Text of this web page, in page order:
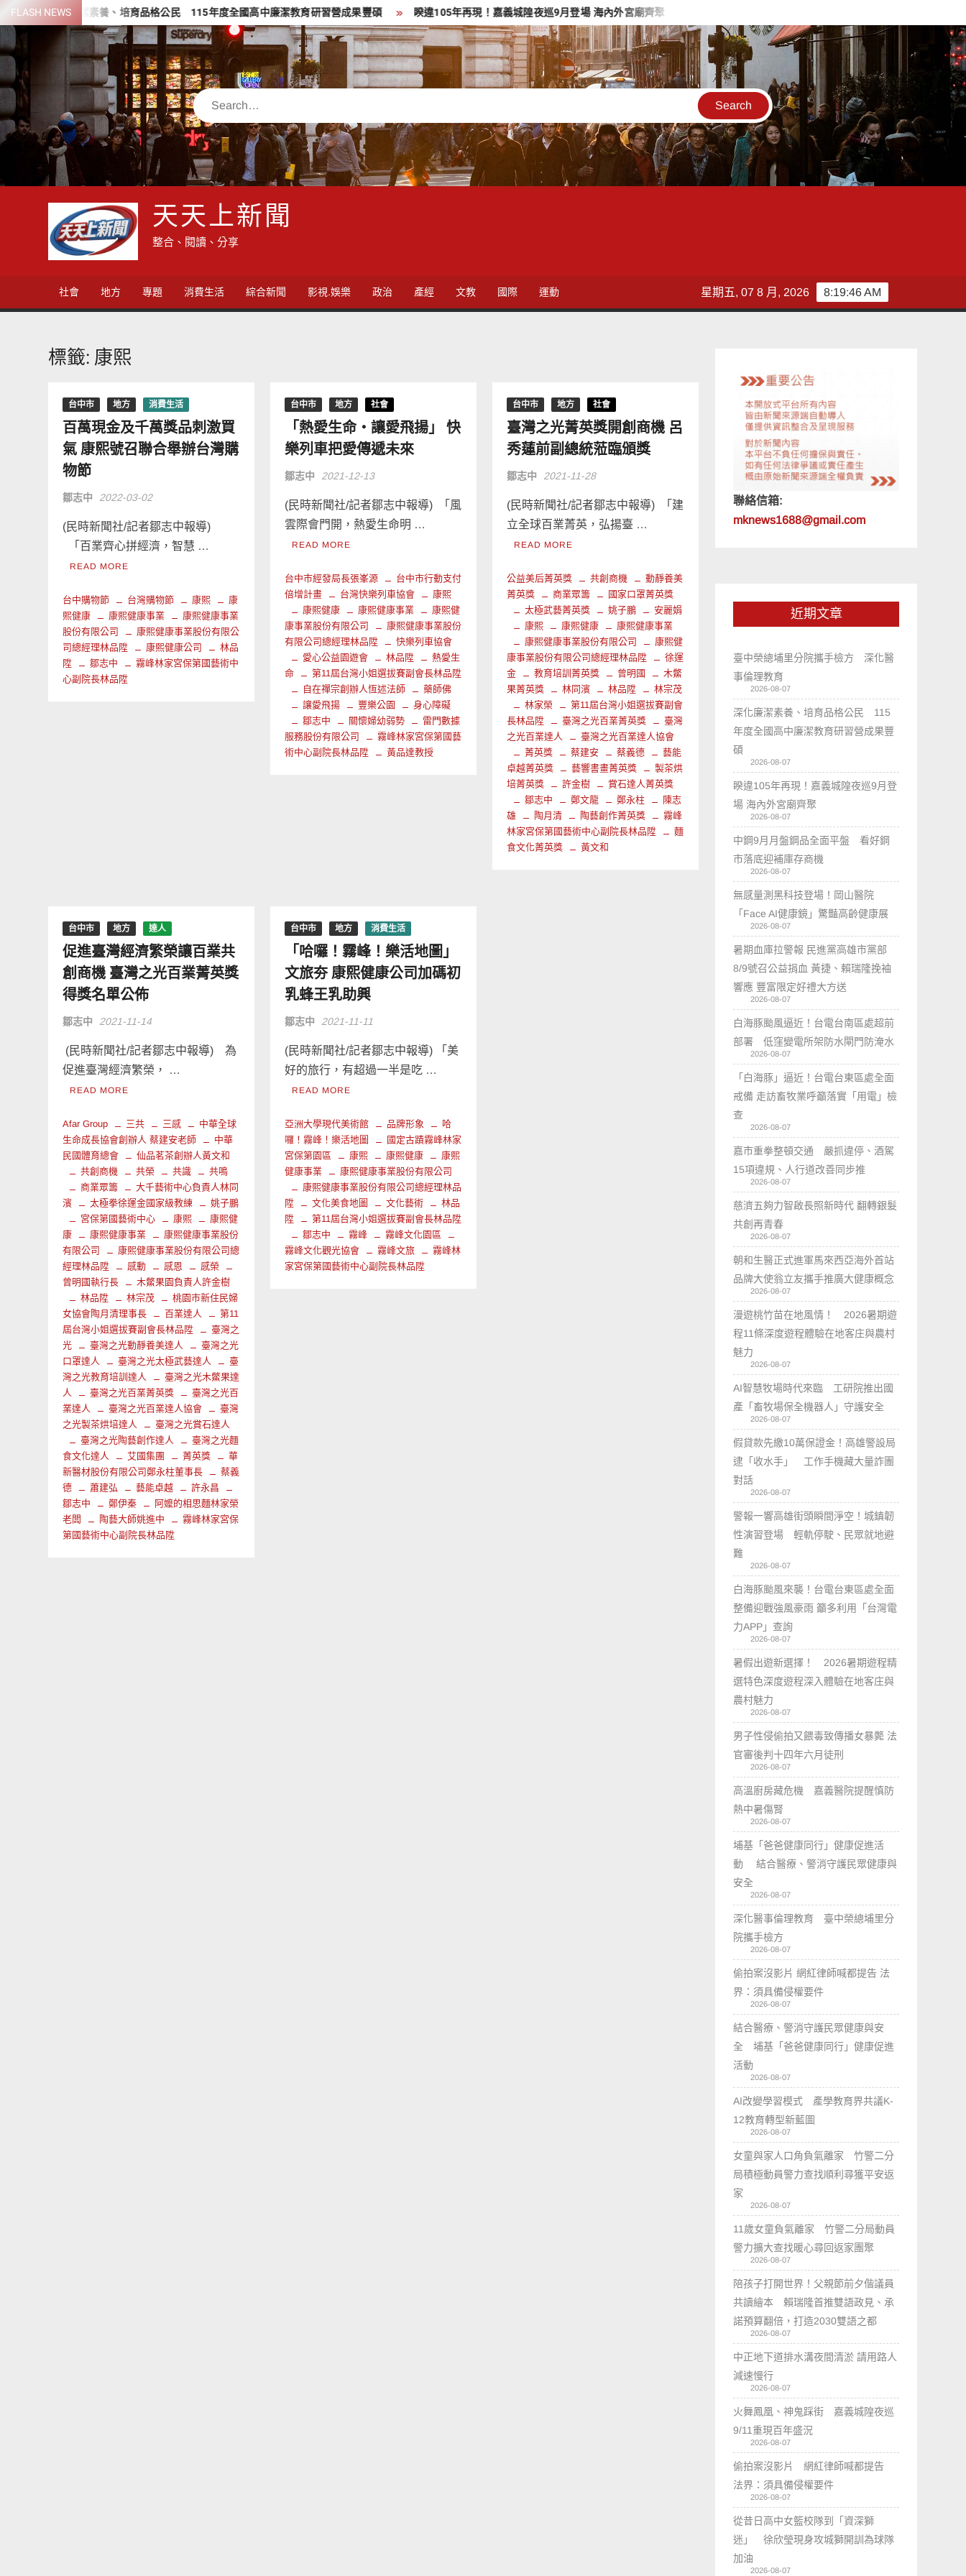
Skip
to
content
FLASH NEWS
深化廉潔素養、培育品格公民 115年度全國高中廉潔教育研習營成果豐碩 睽違105年再現！嘉義城隍夜巡9月登場 海內外宮廟齊聚 中鋼9月月盤鋼品全面平盤 看好鋼市落底迎補庫存商機
Search
天天上新聞
整合、閱讀、分享
社會 地方 專題 消費生活 綜合新聞 影視.娛樂 政治 產經 文教 國際 運動 8:19:47 AM
星期五, 07 8 月, 2026
標籤: 康熙
台中市 地方 消費生活
百萬現金及千萬獎品刺激買
氣 康熙號召聯合舉辦台灣購
物節
鄒志中 2022-03-02
(民時新聞社/記者鄒志中報導)
「百業齊心拼經濟，智慧 …
READ MORE
台中購物節 台灣購物節 康熙
康
熙健康
康熙健康事業
康熙健康事業
股份有限公司
康熙健康事業股份有限公
司總經理林品陞
康熙健康公司
林品
陞
鄒志中
霧峰林家宮保第國藝術中
心副院長林品陞
台中市 地方 社會
「熱愛生命‧讓愛飛揚」 快
樂列車把愛傳遞未來
鄒志中 2021-12-13
(民時新聞社/記者鄒志中報導) 「風
雲際會門開，熱愛生命明 …
READ MORE
台中市經發局長張峯源
台中市行動支付
倍增計畫
台灣快樂列車協會
康熙
康熙健康
康熙健康事業
康熙健
康事業股份有限公司
康熙健康事業股份
有限公司總經理林品陞
快樂列車協會
愛心公益園遊會
林品陞
熱愛生
命
第11屆台灣小姐選拔賽副會長林品陞
自在禪宗創辦人恆述法師
藥師佛
讓愛飛揚
豐樂公園
身心障礙
鄒志中
關懷婦幼弱勢
雷門數據
服務股份有限公司
霧峰林家宮保第國藝
術中心副院長林品陞
黃品達教授
台中市 地方 社會
臺灣之光菁英獎開創商機 呂
秀蓮前副總統蒞臨頒獎
鄒志中 2021-11-28
(民時新聞社/記者鄒志中報導) 「建
立全球百業菁英，弘揚臺 …
READ MORE
公益美后菁英獎 共創商機
動靜養美
菁英獎
商業眾籌
國家口罩菁英獎
太極武藝菁英獎
姚子鵬
安麗娟
康熙
康熙健康
康熙健康事業
康熙健康事業股份有限公司
康熙健
康事業股份有限公司總經理林品陞
徐運
金
教育培訓菁英獎 曾明國
木鱉
果菁英獎
林同濱 林品陞
林宗茂
林家榮
第11屆台灣小姐選拔賽副會
長林品陞
臺灣之光百業菁英獎
臺灣
之光百業達人
臺灣之光百業達人協會
菁英獎
蔡建安 蔡義德
藝能
卓越菁英獎
藝響書畫菁英獎
製茶烘
培菁英獎
許金樹
賞石達人菁英獎
鄒志中
鄭文龍 鄭永柱
陳志
雄
陶月清 陶藝創作菁英獎
霧峰
林家宮保第國藝術中心副院長林品陞
麵
食文化菁英獎
黃文和
台中市 地方 達人
促進臺灣經濟繁榮讓百業共
創商機 臺灣之光百業菁英獎
得獎名單公佈
鄒志中 2021-11-14
(民時新聞社/記者鄒志中報導) 為
促進臺灣經濟繁榮， …
READ MORE
Afar Group 三共 三感
中華全球
生命成長協會創辦人 蔡建安老師
中華
民國體育總會
仙品茗茶創辦人黃文和
共創商機
共榮 共識
共鳴
商業眾籌
大千藝術中心負責人林同
濱
太極拳徐運金國家級教練
姚子鵬
宮保第國藝術中心
康熙
康熙健
康
康熙健康事業
康熙健康事業股份
有限公司
康熙健康事業股份有限公司總
經理林品陞
感動 感恩
感榮
曾明國執行長
木鱉果園負責人許金樹
林品陞
林宗茂
桃園市新住民婦
女協會陶月清理事長
百業達人
第11
屆台灣小姐選拔賽副會長林品陞
臺灣之
光
臺灣之光動靜養美達人
臺灣之光
口罩達人
臺灣之光太極武藝達人
臺
灣之光教育培訓達人
臺灣之光木鱉果達
人
臺灣之光百業菁英獎
臺灣之光百
業達人
臺灣之光百業達人協會
臺灣
之光製茶烘培達人
臺灣之光賞石達人
臺灣之光陶藝創作達人
臺灣之光麵
食文化達人
艾國集團 菁英獎
華
新醫材股份有限公司鄭永柱董事長
蔡義
德
蕭建弘 藝能卓越
許永昌
鄒志中
鄭伊秦
阿嬤的相思麵林家榮
老闆
陶藝大師姚進中
霧峰林家宮保
第國藝術中心副院長林品陞
台中市 地方 消費生活
「哈囉！霧峰！樂活地圖」
文旅夯 康熙健康公司加碼初
乳蜂王乳助興
鄒志中 2021-11-11
(民時新聞社/記者鄒志中報導) 「美
好的旅行，有超過一半是吃 …
READ MORE
亞洲大學現代美術館 品牌形象
哈
囉！霧峰！樂活地圖
國定古蹟霧峰林家
宮保第園區
康熙 康熙健康
康熙
健康事業
康熙健康事業股份有限公司
康熙健康事業股份有限公司總經理林品
陞
文化美食地圖 文化藝術
林品
陞
第11屆台灣小姐選拔賽副會長林品陞
鄒志中
霧峰
霧峰文化園區
霧峰文化觀光協會
霧峰文旅
霧峰林
家宮保第國藝術中心副院長林品陞
聯絡信箱:
mknews1688@gmail.com
近期文章
臺中榮總埔里分院攜手檢方 深化醫
事倫理教育
2026-08-07
深化廉潔素養、培育品格公民 115
年度全國高中廉潔教育研習營成果豐
碩
2026-08-07
睽違105年再現！嘉義城隍夜巡9月登
場 海內外宮廟齊聚
2026-08-07
中鋼9月月盤鋼品全面平盤 看好鋼
市落底迎補庫存商機
2026-08-07
無感量測黑科技登場！岡山醫院
「Face AI健康鏡」驚豔高齡健康展
2026-08-07
暑期血庫拉警報 民進黨高雄市黨部
8/9號召公益捐血 黃捷、賴瑞隆挽袖
響應 豐富限定好禮大方送
2026-08-07
白海豚颱風逼近！台電台南區處超前
部署 低窪變電所架防水閘門防淹水
2026-08-07
「白海豚」逼近！台電台東區處全面
戒備 走訪畜牧業呼籲落實「用電」檢
查
2026-08-07
嘉市重拳整頓交通 嚴抓違停、酒駕
15項違規、人行道改善同步推
2026-08-07
慈濟五夠力智啟長照新時代 翻轉銀髮
共創再青春
2026-08-07
朝和生醫正式進軍馬來西亞海外首站
品牌大使翁立友攜手推廣大健康概念
2026-08-07
漫遊桃竹苗在地風情！ 2026暑期遊
程11條深度遊程體驗在地客庄與農村
魅力
2026-08-07
AI智慧牧場時代來臨 工研院推出國
產「畜牧場保全機器人」守護安全
2026-08-07
假貸款先繳10萬保證金！高雄警設局
逮「收水手」 工作手機藏大量詐團
對話
2026-08-07
警報一響高雄街頭瞬間淨空！城鎮韌
性演習登場 輕軌停駛、民眾就地避
難
2026-08-07
白海豚颱風來襲！台電台東區處全面
整備迎戰強風豪雨 籲多利用「台灣電
力APP」查詢
2026-08-07
暑假出遊新選擇！ 2026暑期遊程精
選特色深度遊程深入體驗在地客庄與
農村魅力
2026-08-07
男子性侵偷拍又餵毒致傳播女暴斃 法
官審後判十四年六月徒刑
2026-08-07
高溫廚房藏危機 嘉義醫院提醒慎防
熱中暑傷腎
2026-08-07
埔基「爸爸健康同行」健康促進活
動 結合醫療、警消守護民眾健康與
安全
2026-08-07
深化醫事倫理教育 臺中榮總埔里分
院攜手檢方
2026-08-07
偷拍案沒影片 網紅律師喊都提告 法
界：須具備侵權要件
2026-08-07
結合醫療、警消守護民眾健康與安
全 埔基「爸爸健康同行」健康促進
活動
2026-08-07
AI改變學習模式 產學教育界共議K-
12教育轉型新藍圖
2026-08-07
女童與家人口角負氣離家 竹警二分
局積極動員警力查找順利尋獲平安返
家
2026-08-07
11歲女童負氣離家 竹警二分局動員
警力擴大查找暖心尋回返家團聚
2026-08-07
陪孩子打開世界！父親節前夕偕議員
共讀繪本 賴瑞隆首推雙語政見、承
諾預算翻倍，打造2030雙語之都
2026-08-07
中正地下道排水溝夜間清淤 請用路人
減速慢行
2026-08-07
火舞鳳凰、神鬼踩街 嘉義城隍夜巡
9/11重現百年盛況
2026-08-07
偷拍案沒影片 網紅律師喊都提告
法界：須具備侵權要件
2026-08-07
從昔日高中女籃校隊到「資深獅
迷」 徐欣瑩現身攻城獅開訓為球隊
加油
2026-08-07